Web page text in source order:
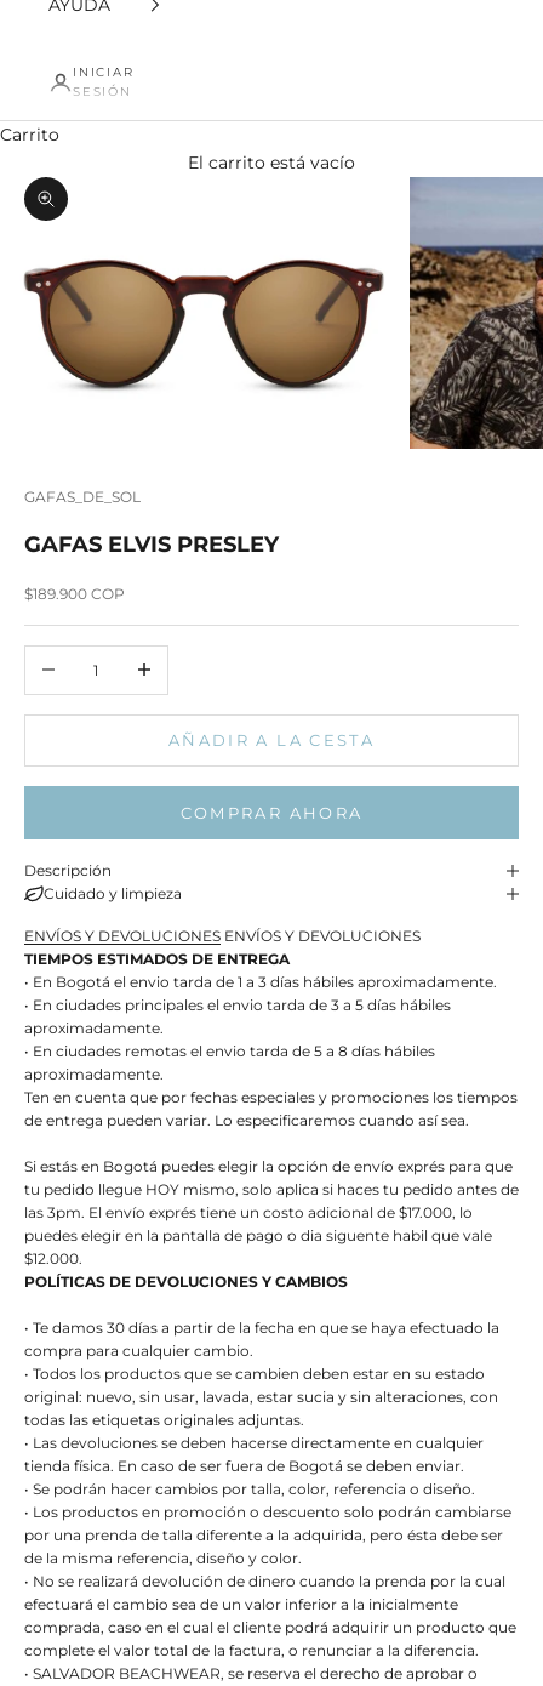
AYUDA
INICIAR
SESIÓN
Carrito
El carrito está vacío
Zoom
GAFAS_DE_SOL
GAFAS ELVIS PRESLEY
Precio de oferta
$189.900 COP
AÑADIR A LA CESTA
COMPRAR AHORA
Descripción
Cuidado y limpieza
ENVÍOS Y DEVOLUCIONES ENVÍOS Y DEVOLUCIONES
TIEMPOS ESTIMADOS DE ENTREGA
• En Bogotá el envio tarda de 1 a 3 días hábiles aproximadamente.
• En ciudades principales el envio tarda de 3 a 5 días hábiles
aproximadamente.
• En ciudades remotas el envio tarda de 5 a 8 días hábiles
aproximadamente.
Ten en cuenta que por fechas especiales y promociones los tiempos
de entrega pueden variar. Lo especificaremos cuando así sea.
Si estás en Bogotá puedes elegir la opción de envío exprés para que
tu pedido llegue HOY mismo, solo aplica si haces tu pedido antes de
las 3pm. El envío exprés tiene un costo adicional de $17.000, lo
puedes elegir en la pantalla de pago o dia siguente habil que vale
$12.000.
POLÍTICAS DE DEVOLUCIONES Y CAMBIOS
• Te damos 30 días a partir de la fecha en que se haya efectuado la
compra para cualquier cambio.
• Todos los productos que se cambien deben estar en su estado
original: nuevo, sin usar, lavada, estar sucia y sin alteraciones, con
todas las etiquetas originales adjuntas.
• Las devoluciones se deben hacerse directamente en cualquier
tienda física. En caso de ser fuera de Bogotá se deben enviar.
• Se podrán hacer cambios por talla, color, referencia o diseño.
• Los productos en promoción o descuento solo podrán cambiarse
por una prenda de talla diferente a la adquirida, pero ésta debe ser
de la misma referencia, diseño y color.
• No se realizará devolución de dinero cuando la prenda por la cual
efectuará el cambio sea de un valor inferior a la inicialmente
comprada, caso en el cual el cliente podrá adquirir un producto que
complete el valor total de la factura, o renunciar a la diferencia.
• SALVADOR BEACHWEAR, se reserva el derecho de aprobar o